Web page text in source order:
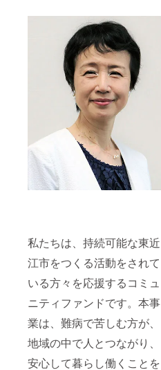
私たちは、持続可能な東近
江市をつくる活動をされて
いる方々を応援するコミュ
ニティファンドです。本事
業は、難病で苦しむ方が、
地域の中で人とつながり、
安心して暮らし働くことを